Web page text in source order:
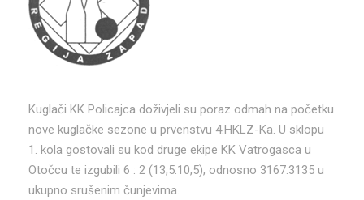
Kuglači KK Policajca doživjeli su poraz odmah na početku
nove kuglačke sezone u prvenstvu 4.HKLZ-Ka. U sklopu
1. kola gostovali su kod druge ekipe KK Vatrogasca u
Otočcu te izgubili 6 : 2 (13,5:10,5), odnosno 3167:3135 u
ukupno srušenim čunjevima.